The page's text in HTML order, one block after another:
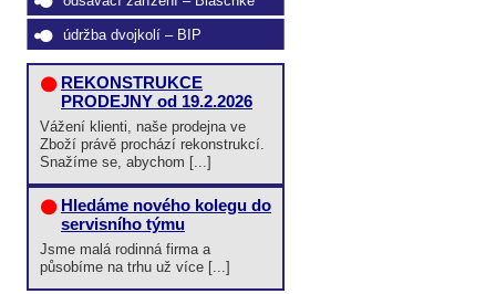
údržba dvojkolí – BIP
REKONSTRUKCE
PRODEJNY od 19.2.2026
Vážení klienti, naše prodejna ve
Zboží právě prochází rekonstrukcí.
Snažíme se, abychom [...]
Hledáme nového kolegu do
servisního týmu
Jsme malá rodinná firma a
působíme na trhu už více [...]